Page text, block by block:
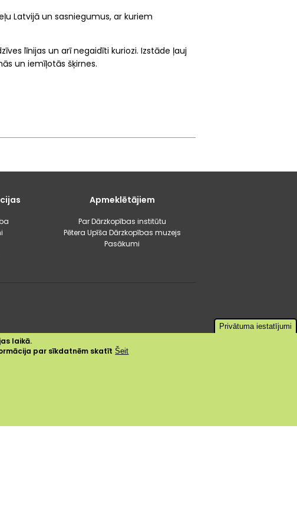
Latvijā un sasniegumus, ar kuriem
līnijas un arī negaidīti kuriozi. Izstāde ļauj
un iemīļotās šķirnes.
Apmeklētājiem
Par Dārzkopības institūtu
Pētera Upīša Dārzkopības muzejs
Pasākumi
Privātuma iestatījumi
laikā.
par sīkdatnēm skatīt Šeit